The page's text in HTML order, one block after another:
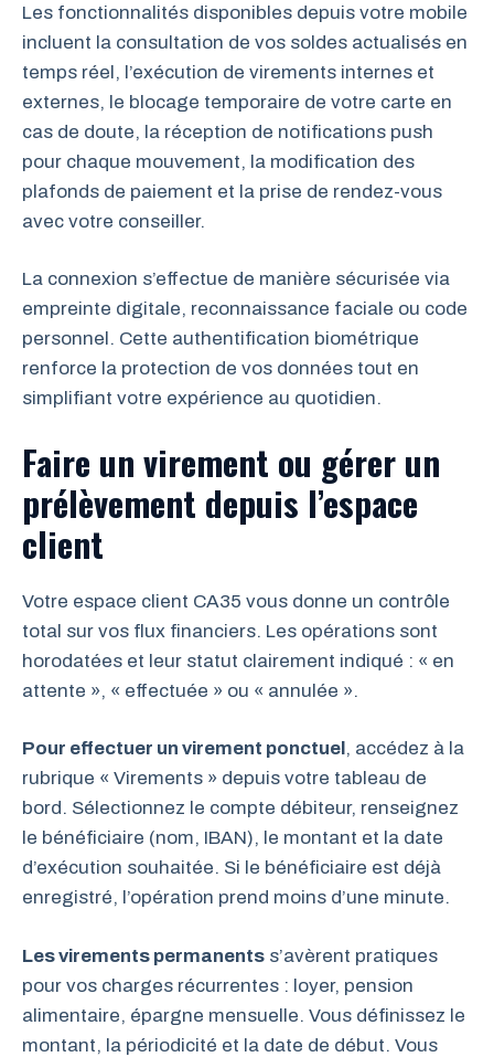
Les fonctionnalités disponibles depuis votre mobile
incluent la consultation de vos soldes actualisés en
temps réel, l’exécution de virements internes et
externes, le blocage temporaire de votre carte en
cas de doute, la réception de notifications push
pour chaque mouvement, la modification des
plafonds de paiement et la prise de rendez-vous
avec votre conseiller.
La connexion s’effectue de manière sécurisée via
empreinte digitale, reconnaissance faciale ou code
personnel. Cette authentification biométrique
renforce la protection de vos données tout en
simplifiant votre expérience au quotidien.
Faire un virement ou gérer un
prélèvement depuis l’espace
client
Votre espace client CA35 vous donne un contrôle
total sur vos flux financiers. Les opérations sont
horodatées et leur statut clairement indiqué : « en
attente », « effectuée » ou « annulée ».
Pour effectuer un virement ponctuel, accédez à la
rubrique « Virements » depuis votre tableau de
bord. Sélectionnez le compte débiteur, renseignez
le bénéficiaire (nom, IBAN), le montant et la date
d’exécution souhaitée. Si le bénéficiaire est déjà
enregistré, l’opération prend moins d’une minute.
Les virements permanents s’avèrent pratiques
pour vos charges récurrentes : loyer, pension
alimentaire, épargne mensuelle. Vous définissez le
montant, la périodicité et la date de début. Vous